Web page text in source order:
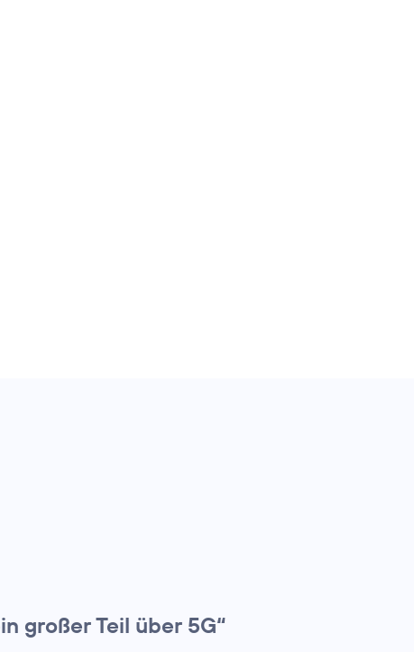
großer Teil über 5G“